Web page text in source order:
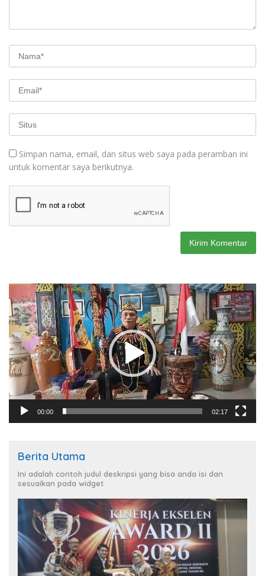
Simpan nama, email, dan situs web saya pada peramban ini
untuk komentar saya berikutnya.
Pemutar
Video
00:00 02:17
Berita Utama
Ini adalah contoh judul deskripsi yang bisa anda isi dan
sesuaikan pada widget